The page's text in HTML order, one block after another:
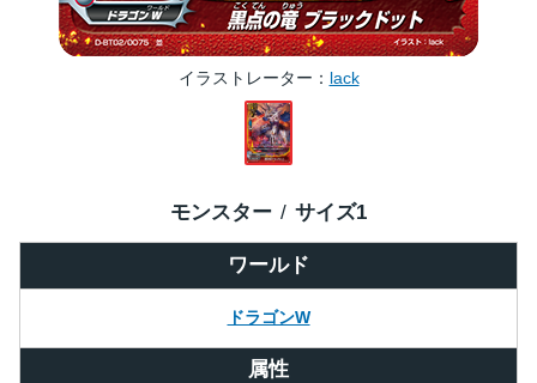
イラストレーター lack
ワールド
ドラゴンW
モンスター サイズ1
属性